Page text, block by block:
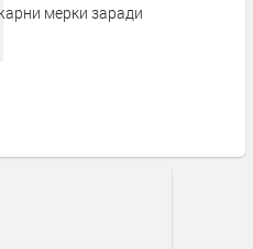
мерки заради